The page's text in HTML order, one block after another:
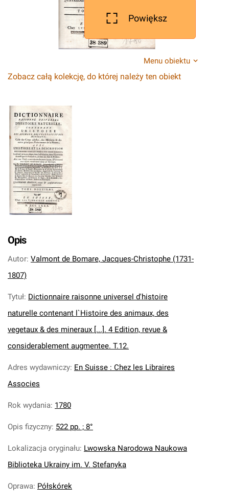
Powiększ
Menu obiektu
Zobacz całą kolekcję, do której należy ten obiekt
Opis
Autor: Valmont de Bomare, Jacques-Christophe (1731-
1807)
Tytuł: Dictionnaire raisonne universel d'histoire
naturelle contenant l`Histoire des animaux, des
vegetaux & des mineraux [...]. 4 Edition, revue &
considerablement augmentee. T.12.
Adres wydawniczy: En Suisse : Chez les Libraires
Associes
Rok wydania: 1780
Opis fizyczny: 522 pp. ; 8°
Lokalizacja oryginału: Lwowska Narodowa Naukowa
Biblioteka Ukrainy im. V. Stefanyka
Oprawa: Półskórek